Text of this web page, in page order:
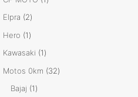
Elpra 22
productos
Hero 11
producto
Kawasaki 11
producto
Motos 0km 3232
Bajaj 11